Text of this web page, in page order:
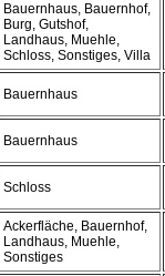
Bauernhaus, Bauernhof,
Burg, Gutshof,
Landhaus, Muehle,
Schloss, Sonstiges, Villa
Bauernhaus
Bauernhaus
Schloss
Ackerfläche, Bauernhof,
Landhaus, Muehle,
Sonstiges